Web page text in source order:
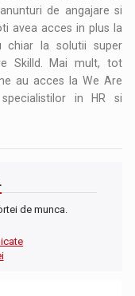
de angajare si
avea acces in plus la
chiar la solutii super
Skilld. Mai mult, tot
au acces la We Are
in HR si
de munca.